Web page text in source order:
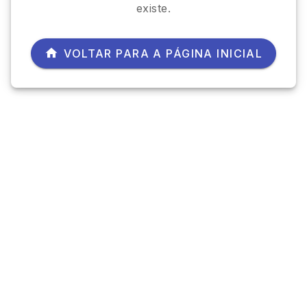
existe.
VOLTAR PARA A PÁGINA INICIAL